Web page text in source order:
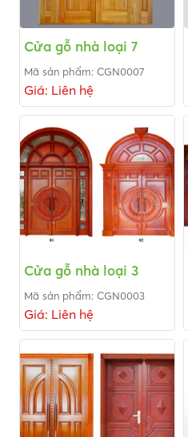
Cửa gỗ nhà loại 7
Mã sản phẩm: CGN0007
Giá: Liên hệ
Cửa gỗ nhà loại 3
Mã sản phẩm: CGN0003
Giá: Liên hệ